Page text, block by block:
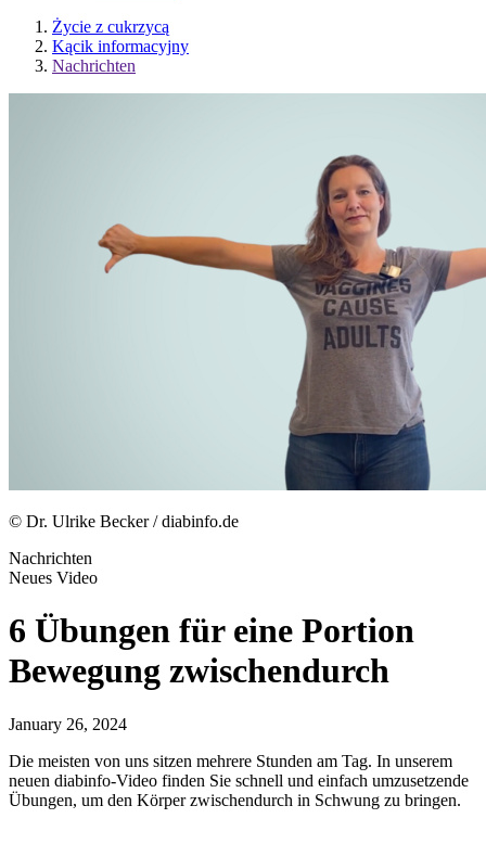
Życie z cukrzycą
Kącik informacyjny
Nachrichten
© Dr. Ulrike Becker / diabinfo.de
Nachrichten
Neues Video
6 Übungen für eine Portion
Bewegung zwischendurch
January 26, 2024
Die meisten von uns sitzen mehrere Stunden am Tag. In unserem
neuen diabinfo-Video finden Sie schnell und einfach umzusetzende
Übungen, um den Körper zwischendurch in Schwung zu bringen.